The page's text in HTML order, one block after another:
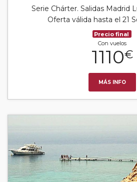
Serie Chárter. Salidas Madrid
Oferta válida hasta el 21
Precio final
Con vuelos
1110€
MÁS INFO